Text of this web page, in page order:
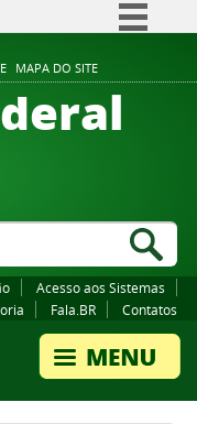
MAPA DO SITE
Comunica BR
Participe
Canais
Acesso aos Sistemas
Fala.BR Contatos